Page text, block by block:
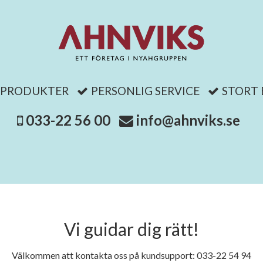
PERSONLIG SERVICE STORT
033-22 56 00 info@ahnviks.se
Vi guidar dig rätt!
Välkommen att kontakta oss på kundsupport: 033-22 54 94